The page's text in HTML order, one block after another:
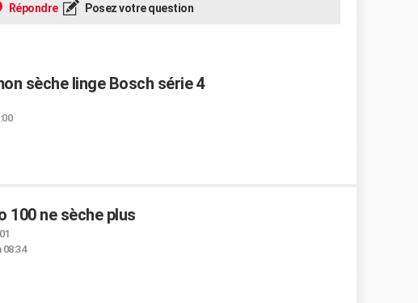
Répondre Posez votre question
sèche linge Bosch série 4
100 ne sèche plus
08:34